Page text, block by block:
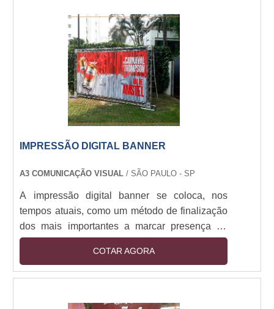
material geralmente é fabricado em alumínio,
por conta de sua leveza, que pode ser
movimentado com facilidade. É muito
importante ressaltar....
IMPRESSÃO DIGITAL BANNER
A3 COMUNICAÇÃO VISUAL / SÃO PAULO - SP
A impressão digital banner se coloca, nos
tempos atuais, como um método de finalização
dos mais importantes a marcar presença na
composição destas peças. Uma vez que os
banners são absolutamente úteis e funcionais
para eventos, exposições de marcas,
em fachadas de loja, por exemplo, o
COTAR AGORA